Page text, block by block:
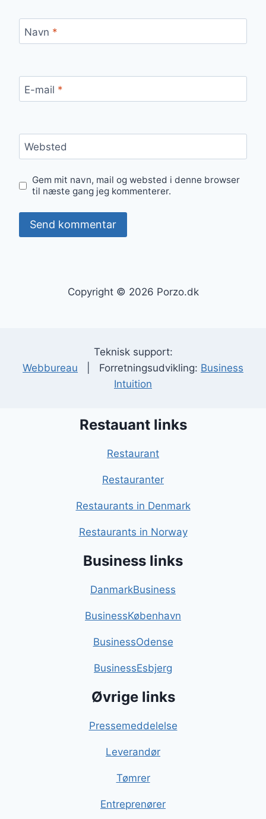
Navn *
E-mail *
Websted
Gem mit navn, mail og websted i denne browser
til næste gang jeg kommenterer.
Copyright © 2026 Porzo.dk
Teknisk support:
Webbureau | Forretningsudvikling: Business
Intuition
Restauant links
Restaurant
Restauranter
Restaurants in Denmark
Restaurants in Norway
Business links
DanmarkBusiness
BusinessKøbenhavn
BusinessOdense
BusinessEsbjerg
Øvrige links
Pressemeddelelse
Leverandør
Tømrer
Entreprenører